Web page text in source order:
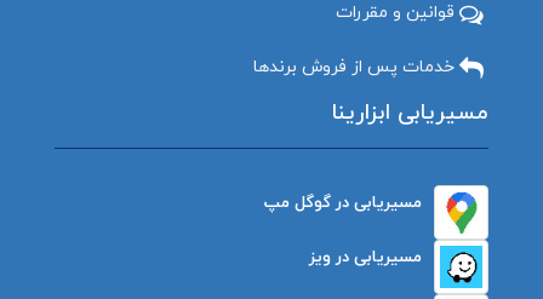
قوانین و مقررات
خدمات پس از فروش برندها
مسیریابی ابزارینا
مسیریابی در گوگل مپ
مسیریابی در ویز